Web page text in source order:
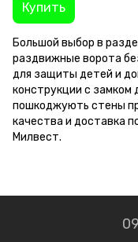
Купить
Большой выбор в
раздвижные ворота
для защиты детей и
конструкции с замком
пошкоджують стены
качества и доставка
Милвест.